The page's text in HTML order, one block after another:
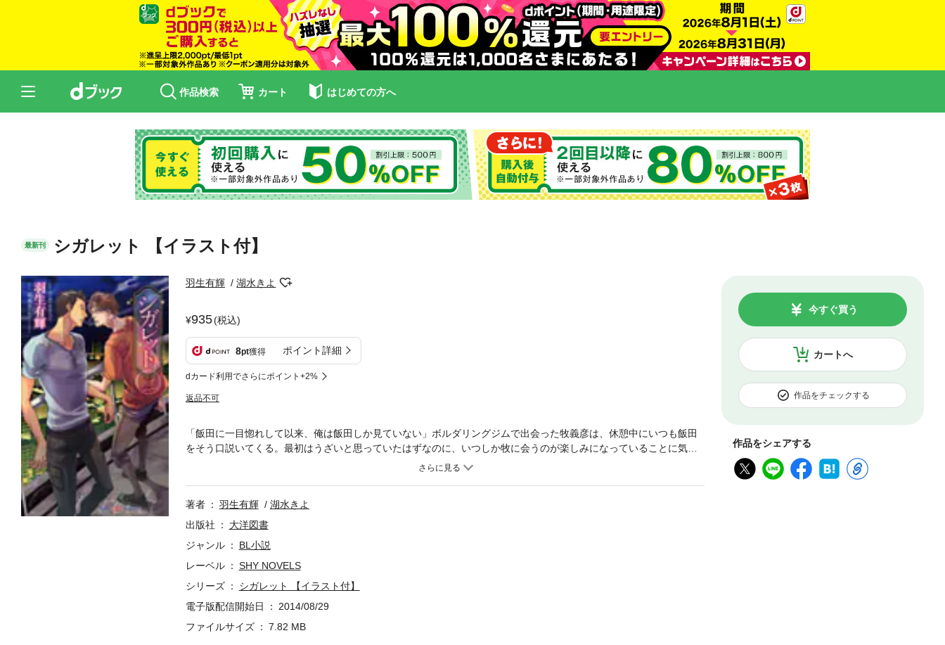
作品検索 カート はじめての方へ
最新刊 シガレット 【イラスト付】
羽生有輝 湖水きよ
935(税込)
8pt獲得 ポイント詳細
dカード利用でさらにポイント+2%
返品不可
カートへ
今すぐ買う
作品をチェックする
作品をシェアする
「飯田に一目惚れして以来、俺は飯田しか見ていない」ボルダリングジムで出会った牧義彦は、休憩中にいつも飯田
をそう口説いてくる。最初はうざいと思っていたはずなのに、いつしか牧に会うのが楽しみになっていることに気づ
く。触れられて動揺する、そのくせ触ってほしいと思う自分を羞恥する。意識したとたん、すべてが熱に変わってい
著者 羽生有輝
湖水きよ
出版社
大洋図書
ジャンル
BL小説
レーベル
SHY NOVELS
シリーズ
シガレット 【イラスト付】
電子版配信開始日
2014/08/29
ファイルサイズ
7.82 MB